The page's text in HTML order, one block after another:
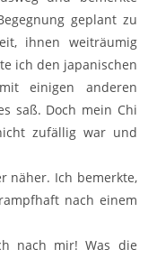
geplant zu
ihnen weiträumig
ich den japanischen
einigen anderen
saß. Doch mein Chi
zufällig war und
näher. Ich bemerkte,
nach einem
nach mir! Was die